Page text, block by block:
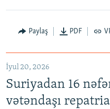
Auto
Paylaş PDF
İyul 20, 2026
Suriyadan 16
vətəndaşı